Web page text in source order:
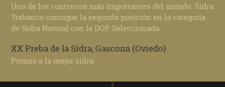
Uno de los concursos más importantes del mundo. Sidra
Trabanco consigue la segunda posición en la categoría
de Sidra Natural con la DOP Seleccionada.
XX Preba de la Sidra, Gascona (Oviedo)
Premio a la mejor sidra.